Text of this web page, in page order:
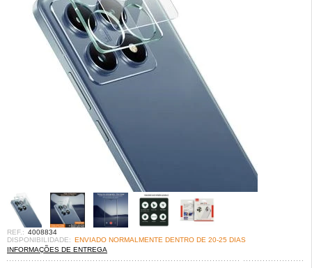
REF.: 4008834
DISPONIBILIDADE: ENVIADO NORMALMENTE DENTRO DE 20-25 DIAS
INFORMAÇÕES DE ENTREGA